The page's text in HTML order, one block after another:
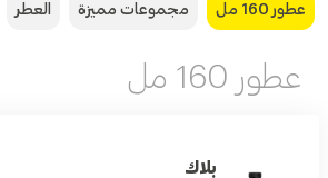
عطور 160 مل مجموعات مميزة العطر
عطور 160 مل
بلاك